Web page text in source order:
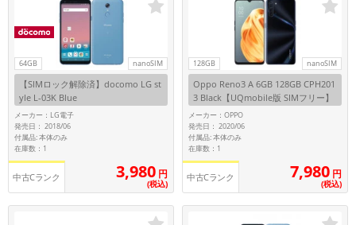
64GB nanoSIM
【SIMロック解除済】docomo LG st
yle L-03K Blue
メーカー：LG電子
発売日： 2018/06
付属品: 本体のみ
在庫数：1
中古Cランク 3,980 円
(税込)
128GB nanoSIM
Oppo Reno3 A 6GB 128GB CPH201
3 Black【UQmobile版 SIMフリー】
メーカー：OPPO
発売日： 2020/06
付属品: 本体のみ
在庫数：1
中古Cランク 7,980 円
(税込)
製造、販売メーカーの絞り込み
「Apple」「SONY」「SHARP」など
機能・特徴
商品の搭載機能による絞り込み
「5G対応」「防水」「ワンセグ」など
ドライブ
ドライブの絞り込み
ランク
商品状態の絞り込み